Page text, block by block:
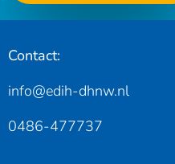
Contact:
info@edih-dhnw.nl
0486-477737